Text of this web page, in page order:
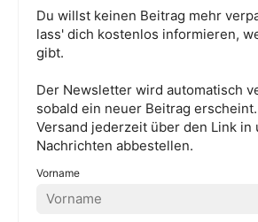
Du willst keinen Beitrag mehr
lass' dich kostenlos informieren,
gibt.
Der Newsletter wird automatisch
sobald ein neuer Beitrag
Versand jederzeit über den Link in
Nachrichten abbestellen.
Vorname